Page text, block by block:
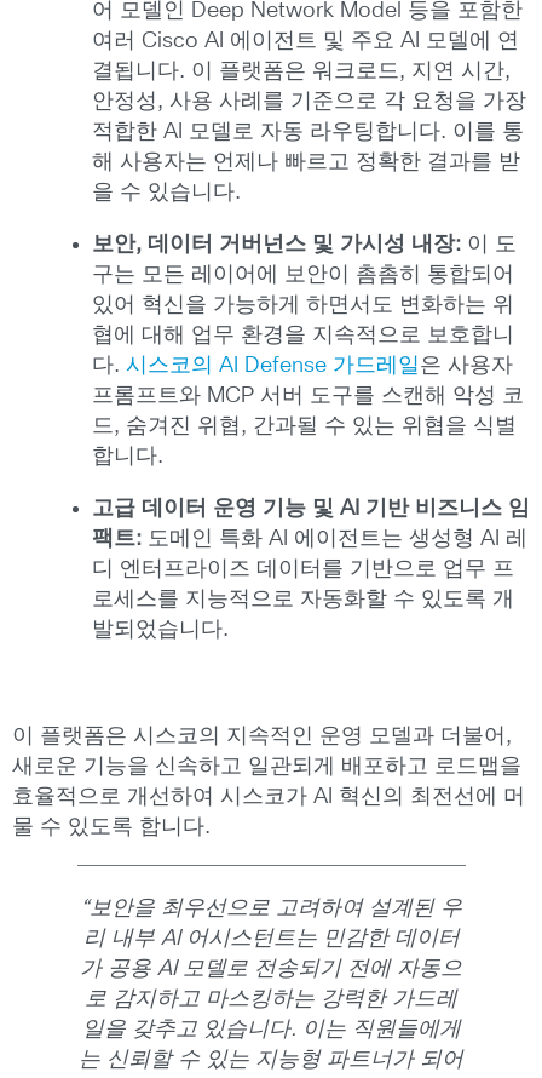
어 모델인 Deep Network Model 등을 포함한
여러 Cisco AI 에이전트 및 주요 AI 모델에 연
결됩니다. 이 플랫폼은 워크로드, 지연 시간,
안정성, 사용 사례를 기준으로 각 요청을 가장
적합한 AI 모델로 자동 라우팅합니다. 이를 통
해 사용자는 언제나 빠르고 정확한 결과를 받
을 수 있습니다.
보안, 데이터 거버넌스 및 가시성 내장: 이 도
구는 모든 레이어에 보안이 촘촘히 통합되어
있어 혁신을 가능하게 하면서도 변화하는 위
협에 대해 업무 환경을 지속적으로 보호합니
다. 시스코의 AI Defense 가드레일은 사용자
프롬프트와 MCP 서버 도구를 스캔해 악성 코
드, 숨겨진 위협, 간과될 수 있는 위협을 식별
합니다.
고급 데이터 운영 기능 및 AI 기반 비즈니스 임
팩트: 도메인 특화 AI 에이전트는 생성형 AI 레
디 엔터프라이즈 데이터를 기반으로 업무 프
로세스를 지능적으로 자동화할 수 있도록 개
발되었습니다.
이 플랫폼은 시스코의 지속적인 운영 모델과 더불어,
새로운 기능을 신속하고 일관되게 배포하고 로드맵을
효율적으로 개선하여 시스코가 AI 혁신의 최전선에 머
물 수 있도록 합니다.
“보안을 최우선으로 고려하여 설계된 우
리 내부AI 어시스턴트는 민감한 데이터
가 공용 AI 모델로 전송되기 전에 자동으
로 감지하고 마스킹하는 강력한 가드레
일을 갖추고 있습니다. 이는 직원들에게
는 신뢰할 수 있는 지능형 파트너가 되어